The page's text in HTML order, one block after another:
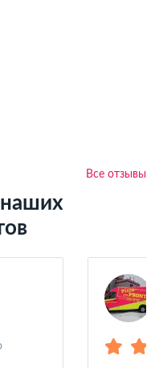
Все отзывы